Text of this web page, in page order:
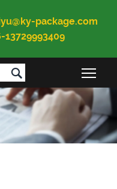
package.com
13729993409
